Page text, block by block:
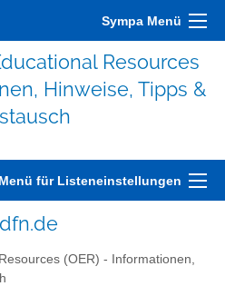
Sympa Menü
Resources
Hinweise, Tipps &
Menü für Listeneinstellungen
(OER) - Informationen,